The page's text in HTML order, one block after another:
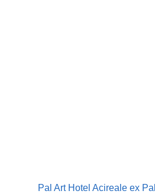
Pal Art Hotel Acireale ex